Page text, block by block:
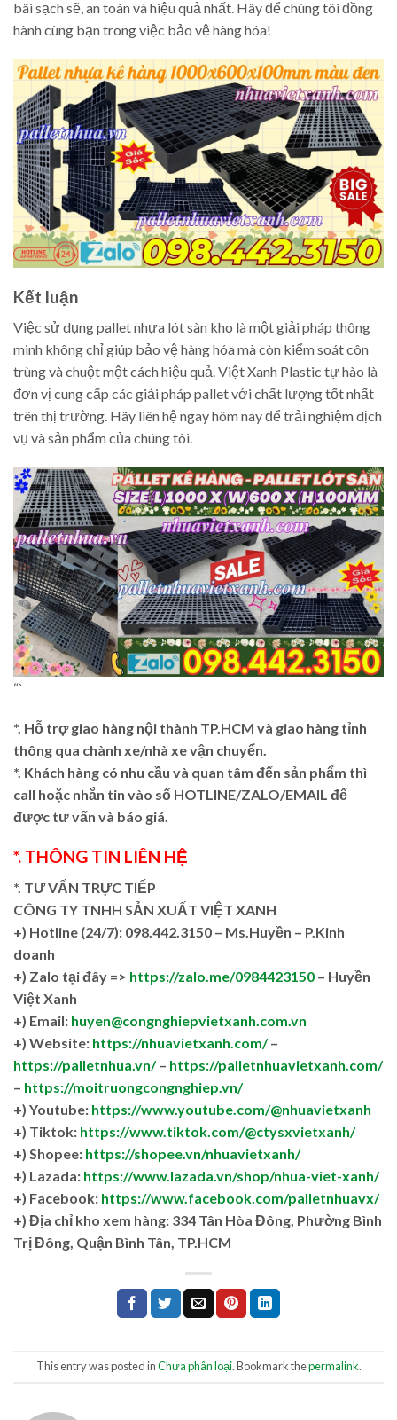
bãi sạch sẽ, an toàn và hiệu quả nhất. Hãy để chúng tôi đồng
hành cùng bạn trong việc bảo vệ hàng hóa!
Kết luận
Việc sử dụng pallet nhựa lót sàn kho là một giải pháp thông
minh không chỉ giúp bảo vệ hàng hóa mà còn kiểm soát côn
trùng và chuột một cách hiệu quả. Việt Xanh Plastic tự hào là
đơn vị cung cấp các giải pháp pallet với chất lượng tốt nhất
trên thị trường. Hãy liên hệ ngay hôm nay để trải nghiệm dịch
vụ và sản phẩm của chúng tôi.
“`
*. Hỗ trợ giao hàng nội thành TP.HCM và giao hàng tỉnh
thông qua chành xe/nhà xe vận chuyển.
*. Khách hàng có nhu cầu và quan tâm đến sản phẩm thì
call hoặc nhắn tin vào số HOTLINE/ZALO/EMAIL để
được tư vấn và báo giá.
*. THÔNG TIN LIÊN HỆ
*. TƯ VẤN TRỰC TIẾP
CÔNG TY TNHH SẢN XUẤT VIỆT XANH
+) Hotline (24/7): 098.442.3150 – Ms.Huyền – P.Kinh
doanh
+) Zalo tại đây => https://zalo.me/0984423150 – Huyền
Việt Xanh
+) Email: huyen@congnghiepvietxanh.com.vn
+) Website: https://nhuavietxanh.com/–
https://palletnhua.vn/– https://palletnhuavietxanh.com/
– https://moitruongcongnghiep.vn/
+) Youtube: https://www.youtube.com/@nhuavietxanh
+) Tiktok: https://www.tiktok.com/@ctysxvietxanh/
+) Shopee: https://shopee.vn/nhuavietxanh/
+) Lazada: https://www.lazada.vn/shop/nhua-viet-xanh/
+) Facebook: https://www.facebook.com/palletnhuavx/
+) Địa chỉ kho xem hàng: 334 Tân Hòa Đông, Phường Bình
Trị Đông, Quận Bình Tân, TP.HCM
This entry was posted inChưa phân loại. Bookmark thepermalink.